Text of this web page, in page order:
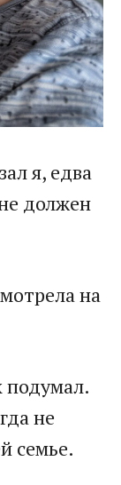
я, едва
должен
на
не
семье.